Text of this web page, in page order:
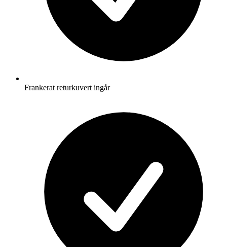
Frankerat returkuvert ingår